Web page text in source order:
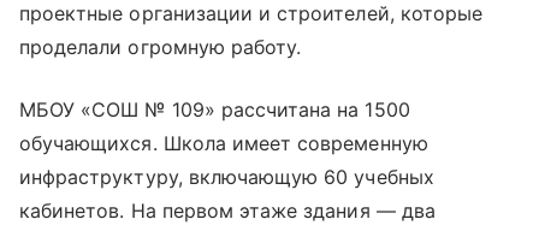
проектные организации и строителей, которые
проделали огромную работу.
МБОУ «СОШ № 109» рассчитана на 1500
обучающихся. Школа имеет современную
инфраструктуру, включающую 60 учебных
кабинетов. На первом этаже здания — два